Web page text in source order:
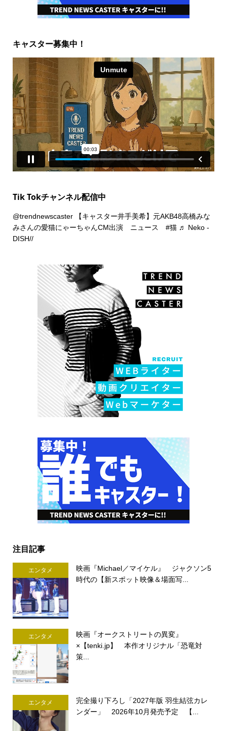
キャスター募集中！
Tik Tokチャンネル配信中
@trendnewscaster【キャスター井手美希】元AKB48高橋みな
みさんの愛猫にゃーちゃんCM出演 ニュース #猫 ♬ Neko -
DISH//
注目記事
エンタメ
映画『Michael／マイケル』 ジャクソン5
時代の【新スポット映像＆場面写...
エンタメ
映画『オークストリートの異変』
×【tenki.jp】 本作オリジナル「恐竜対
策...
エンタメ
完全撮り下ろし「2027年版 羽生結弦カレ
ンダー」 2026年10月発売予定 【...